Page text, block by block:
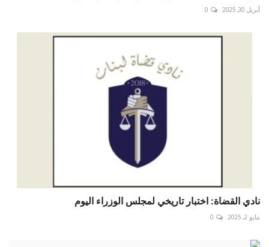
أبريل 30, 2025 0
نادي القضاة: اختبار تاريخي لمجلس الوزراء اليوم
مايو 2, 2025 0